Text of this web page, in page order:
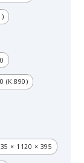
(K:890)
× 1120 × 395